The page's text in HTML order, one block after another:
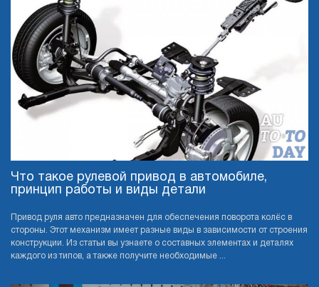
Что такое рулевой привод в автомобиле,
принцип работы и виды детали
Привод руля авто предназначен для обеспечения поворота колёс в
стороны. Этот механизм имеет разные виды в зависимости от строения
конструкции. Из статьи вы узнаете о составных элементах и деталях
каждого из типов, а также получите необходимые ...